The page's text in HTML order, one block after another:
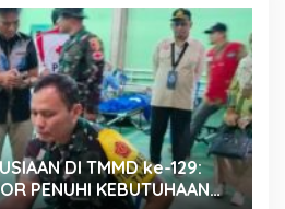
DI TMMD ke-129:
PENUHI KEBUTUHAAN